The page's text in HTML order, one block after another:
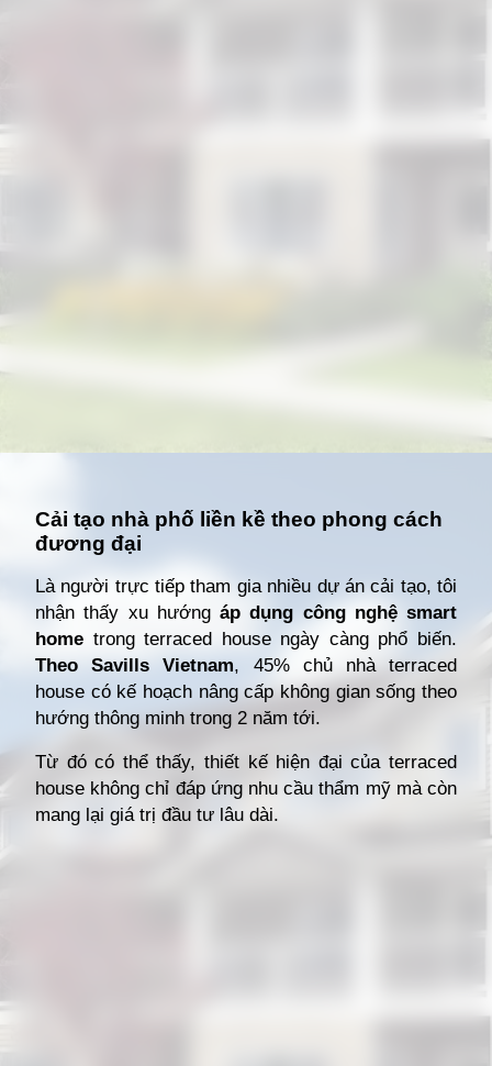
Cải tạo nhà phố liền kề theo phong cách
đương đại
Là người trực tiếp tham gia nhiều dự án cải tạo, tôi
nhận thấy xu hướng áp dụng công nghệ smart
home trong terraced house ngày càng phổ biến.
Theo Savills Vietnam, 45% chủ nhà terraced
house có kế hoạch nâng cấp không gian sống theo
hướng thông minh trong 2 năm tới.
Từ đó có thể thấy, thiết kế hiện đại của terraced
house không chỉ đáp ứng nhu cầu thẩm mỹ mà còn
mang lại giá trị đầu tư lâu dài.